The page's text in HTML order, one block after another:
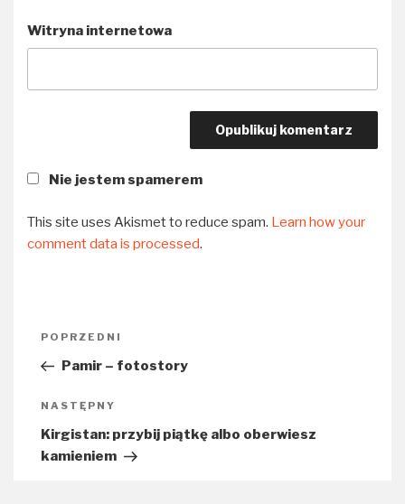
Witryna internetowa
Nie jestem spamerem
This site uses Akismet to reduce spam. Learn how your
comment data is processed.
Nawigacja
Poprzedni
wpis
POPRZEDNI
Pamir – fotostory
Następny
wpis
NASTĘPNY
Kirgistan: przybij piątkę albo oberwiesz
kamieniem